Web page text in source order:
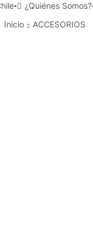
¿Quiénes Somos?
Inicio
ACCESORIOS